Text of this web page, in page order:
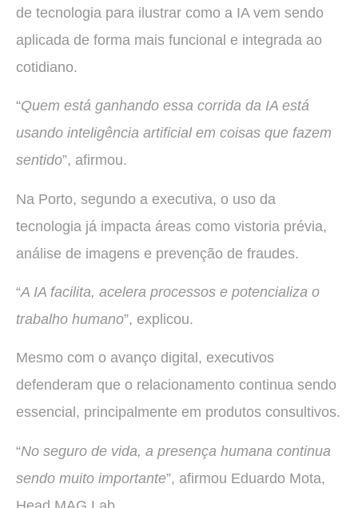
de tecnologia para ilustrar como a IA vem sendo
aplicada de forma mais funcional e integrada ao
cotidiano.
“Quem está ganhando essa corrida da IA está
usando inteligência artificial em coisas que fazem
sentido”, afirmou.
Na Porto, segundo a executiva, o uso da
tecnologia já impacta áreas como vistoria prévia,
análise de imagens e prevenção de fraudes.
“A IA facilita, acelera processos e potencializa o
trabalho humano”, explicou.
Mesmo com o avanço digital, executivos
defenderam que o relacionamento continua sendo
essencial, principalmente em produtos consultivos.
“No seguro de vida, a presença humana continua
sendo muito importante”, afirmou Eduardo Mota,